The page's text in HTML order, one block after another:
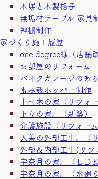
木塀と木製格子
無垢材テーブル 家具
神棚制作
家づくり施工履歴
one degree様（店舗改
お部屋のリフォーム
バイクガレージのある
もみ殻ホッパー制作
上村木の家（リフォー
下立の家。（新築）
介護施設（リフォーム
入善の外部工事。（
外部＆内部工事(リフ
宇奈月の家。（ＬＤ
宇奈月の家。（水廻